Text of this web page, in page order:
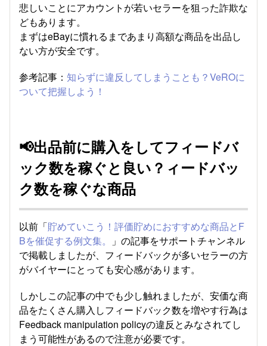
悲しいことにアカウントが若いセラーを狙った詐欺な
どもあります。
まずはeBayに慣れるまであまり高額な商品を出品し
ない方が安全です。
参考記事： 知らずに違反してしまうことも？VeROに
ついて把握しよう！
📢出品前に購入をしてフィードバ
ック数を稼ぐと良い？ィードバッ
ク数を稼ぐな商品
以前「貯めていこう！評価貯めにおすすめな商品とF
Bを催促する例文集。
」の記事をサポートチャンネル
で掲載しましたが、フィードバックが多いセラーの方
がバイヤーにとっても安心感があります。
しかしこの記事の中でも少し触れましたが、安価な商
品をたくさん購入しフィードバック数を増やす行為は
Feedback manipulation policyの違反とみなされてし
まう可能性があるので注意が必要です。